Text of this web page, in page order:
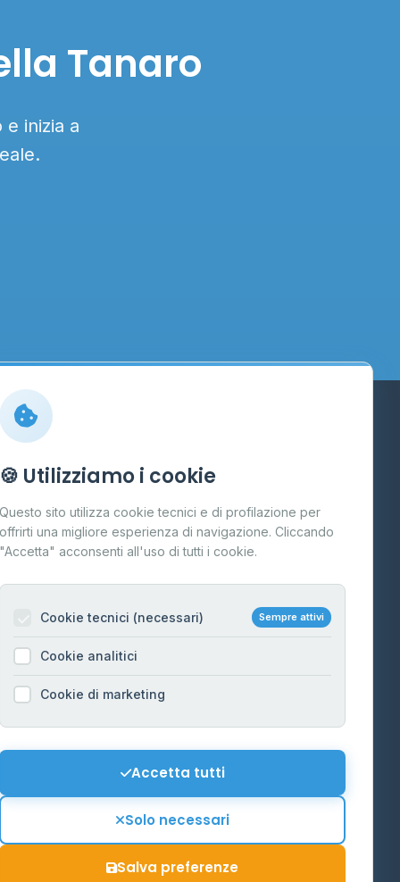
Tanaro
inizia a
Alto
Contatti
Per gestori
Informazioni legali
Privacy Policy
Cookie Policy
Mappa del sito
Contattaci
🍪 Utilizziamo i cookie
Questo sito utilizza cookie tecnici e di profilazione per
offrirti una migliore esperienza di navigazione. Cliccando
"Accetta" acconsenti all'uso di tutti i cookie.
Cookie tecnici (necessari) Sempre attivi
Cookie analitici
Cookie di marketing
Accetta tutti
Solo necessari
Salva preferenze